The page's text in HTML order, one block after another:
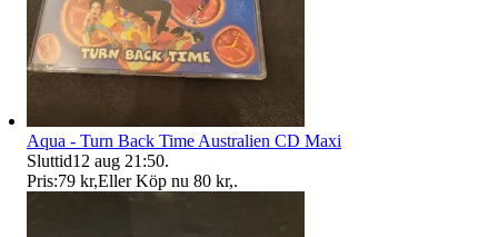
Aqua - Turn Back Time Australien CD Maxi
Sluttid12 aug 21:50.
Pris:79 kr,Eller Köp nu 80 kr,.